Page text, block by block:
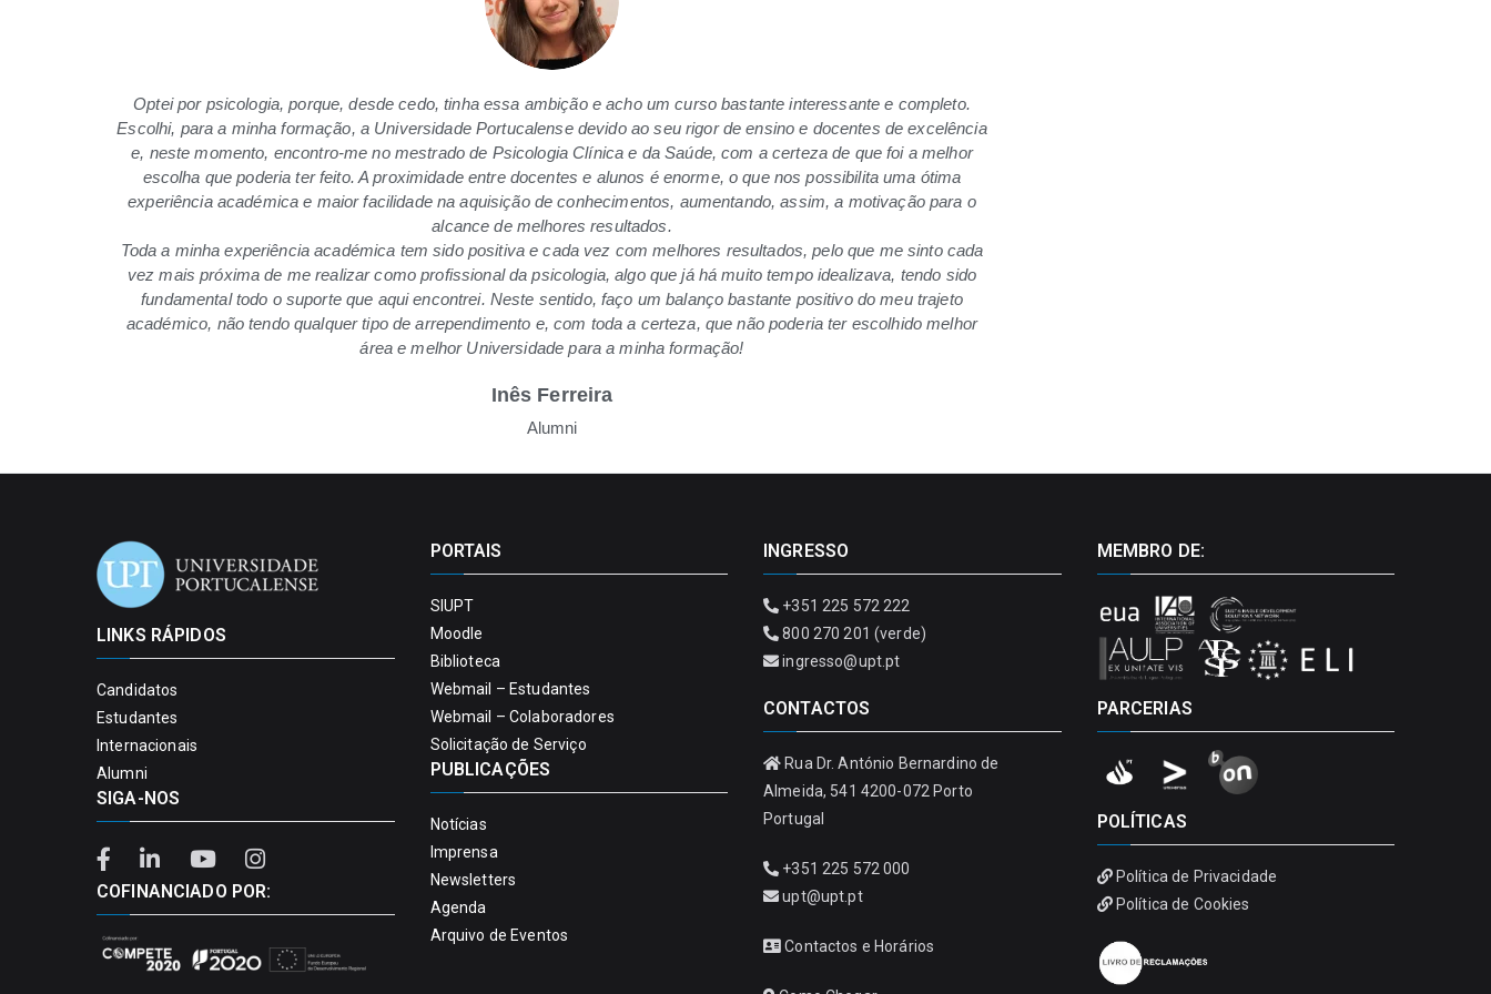
Optei por psicologia, porque, desde cedo, tinha essa ambição e acho um curso bastante interessante e completo.
Escolhi, para a minha formação, a Universidade Portucalense devido ao seu rigor de ensino e docentes de excelência
e, neste momento, encontro-me no mestrado de Psicologia Clínica e da Saúde, com a certeza de que foi a melhor
escolha que poderia ter feito. A proximidade entre docentes e alunos é enorme, o que nos possibilita uma ótima
experiência académica e maior facilidade na aquisição de conhecimentos, aumentando, assim, a motivação para o
alcance de melhores resultados.
Toda a minha experiência académica tem sido positiva e cada vez com melhores resultados, pelo que me sinto cada
vez mais próxima de me realizar como profissional da psicologia, algo que já há muito tempo idealizava, tendo sido
fundamental todo o suporte que aqui encontrei. Neste sentido, faço um balanço bastante positivo do meu trajeto
académico, não tendo qualquer tipo de arrependimento e, com toda a certeza, que não poderia ter escolhido melhor
área e melhor Universidade para a minha formação!
Inês Ferreira
Alumni
LINKS RÁPIDOS
Candidatos
Estudantes
Internacionais
Alumni
SIGA-NOS
COFINANCIADO POR:
PORTAIS
SIUPT
Moodle
Biblioteca
Webmail – Estudantes
Webmail – Colaboradores
Solicitação de Serviço
PUBLICAÇÕES
Notícias
Imprensa
Newsletters
Agenda
Arquivo de Eventos
INGRESSO
+351 225 572 222
800 270 201 (verde)
ingresso@upt.pt
CONTACTOS
Rua Dr. António Bernardino de
Almeida, 541 4200-072 Porto
Portugal
+351 225 572 000
upt@upt.pt
Contactos e Horários
MEMBRO DE:
PARCERIAS
POLÍTICAS
Política de Privacidade
Política de Cookies